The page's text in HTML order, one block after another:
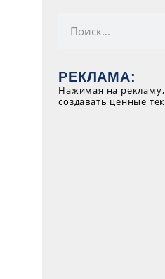
РЕКЛАМА:
Нажимая на
создавать ценные